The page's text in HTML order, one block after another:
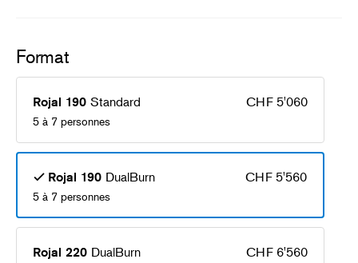
Format
Rojal 190 Standard CHF 5'060
5 à 7 personnes
Rojal 190 DualBurn CHF 5'560
5 à 7 personnes
Rojal 220 DualBurn CHF 6'560